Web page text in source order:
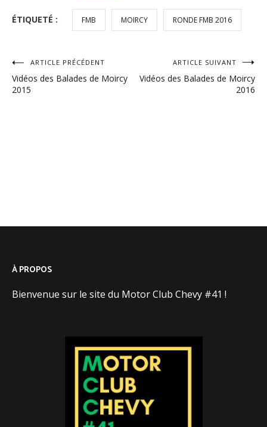
ÉTIQUETÉ : FMB MOIRCY RONDE FMB 2016
Navigation
de
ARTICLE PRÉCÉDENT
Vidéos des Balades de Moircy
2015
ARTICLE SUIVANT
Vidéos des Balades de Moircy
2016
À PROPOS
Bienvenue sur le site du Motor Club Chevy #41 !